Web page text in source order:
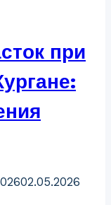
при
02.05.2026